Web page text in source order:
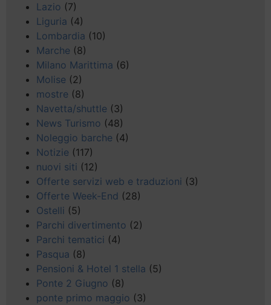
Lazio (7)
Liguria (4)
Lombardia (10)
Marche (8)
Milano Marittima (6)
Molise (2)
mostre (8)
Navetta/shuttle (3)
News Turismo (48)
Noleggio barche (4)
Notizie (117)
nuovi siti (12)
Offerte servizi web e traduzioni (3)
Offerte Week-End (28)
Ostelli (5)
Parchi divertimento (2)
Parchi tematici (4)
Pasqua (8)
Pensioni & Hotel 1 stella (5)
Ponte 2 Giugno (8)
ponte primo maggio (3)